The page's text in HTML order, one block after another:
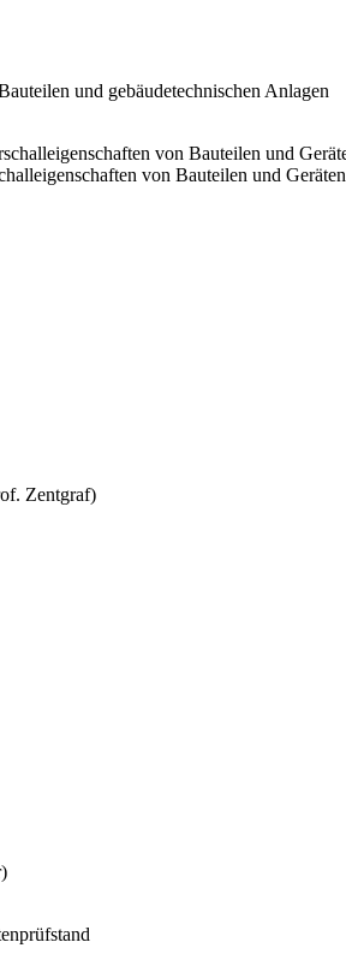
von Bauteilen und Geräten
Zentgraf)